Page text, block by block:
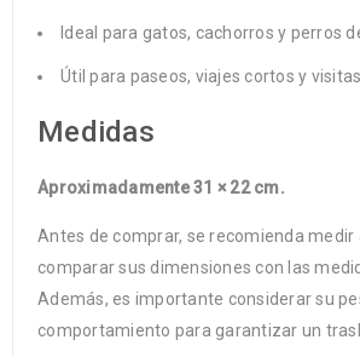
Ideal para gatos, cachorros y perros
Útil para paseos, viajes cortos y
Medidas
Aproximadamente 31 × 22 cm.
Antes de comprar, se recomienda medir
comparar sus dimensiones con las
Además, es importante considerar su
comportamiento para garantizar un